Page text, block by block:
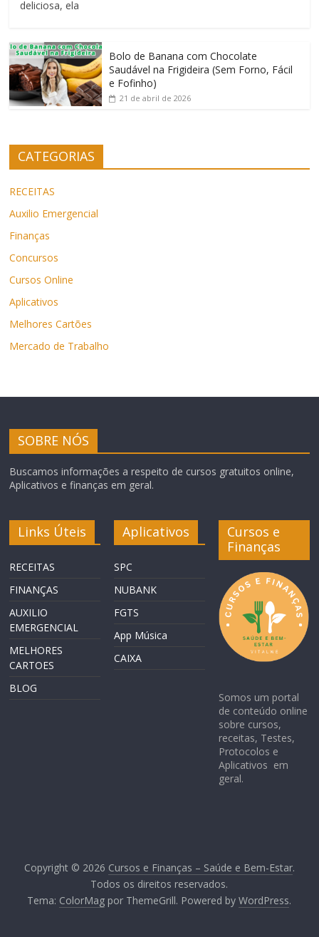
deliciosa, ela
Bolo de Banana com Chocolate
Saudável na Frigideira (Sem Forno, Fácil
e Fofinho)
21 de abril de 2026
CATEGORIAS
RECEITAS
Auxilio Emergencial
Finanças
Concursos
Cursos Online
Aplicativos
Melhores Cartões
Mercado de Trabalho
SOBRE NÓS
Buscamos informações a respeito de cursos gratuitos online,
Aplicativos e finanças em geral.
Links Úteis
RECEITAS
FINANÇAS
AUXILIO
EMERGENCIAL
MELHORES
CARTOES
BLOG
Aplicativos
SPC
NUBANK
FGTS
App Música
CAIXA
Cursos e
Finanças
Somos um portal
de conteúdo online
sobre cursos,
receitas, Testes,
Protocolos e
Aplicativos em
geral.
Copyright © 2026 Cursos e Finanças – Saúde e Bem-Estar.
Todos os direitos reservados.
Tema: ColorMag por ThemeGrill. Powered byWordPress.